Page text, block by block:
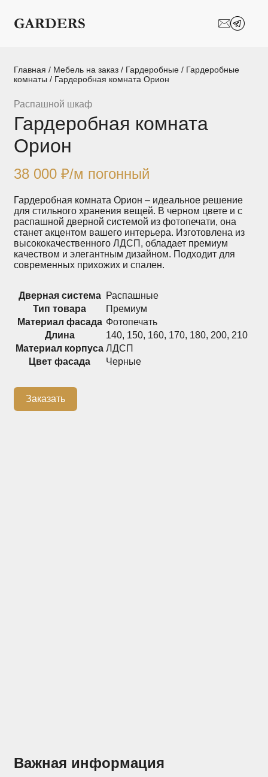
Шкафы-купе
Межкомнатные
Мебель в детскую Мебель в ванную
хранения
Стеллажи Тумбы
Шкафы по
назначению
Гардеробные
Распашные шкафы
+7 (926) 192-03-75 0
О нас
Главная / Мебель на заказ / Гардеробные / Гардеробные
комнаты / Гардеробная комната Орион
Важная информация
Распашной шкаф
Гардеробная комната
Орион
38 000₽/м погонный
Гардеробная комната Орион – идеальное решение
для стильного хранения вещей. В черном цвете и с
распашной дверной системой из фотопечати, она
станет акцентом вашего интерьера. Изготовлена из
высококачественного ЛДСП, обладает премиум
качеством и элегантным дизайном. Подходит для
современных прихожих и спален.
Дверная система Распашные
Тип товара
Премиум
Материал фасада Фотопечать
Длина
140, 150, 160, 170, 180, 200, 210
Материал корпуса ЛДСП
Цвет фасада
Черные
Заказать